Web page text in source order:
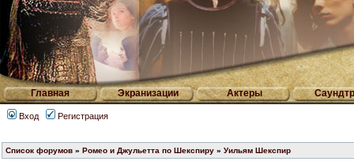
Главная Экранизации Актеры
Вход Регистрация
Список форумов » Ромео и Джульетта по Шекспиру » Уильям Шекспир